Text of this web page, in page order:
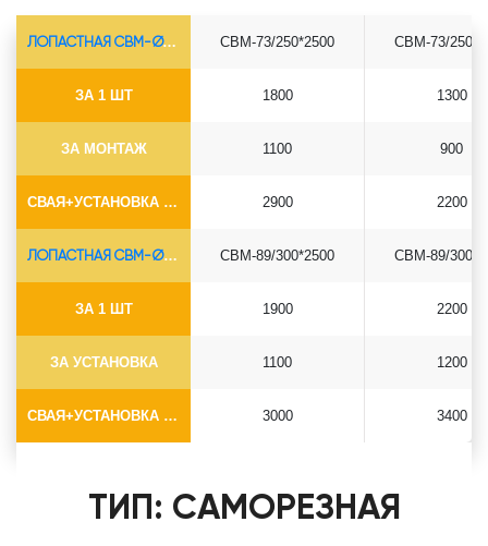
ЛОПАСТНАЯ СВМ-Ø73*5.5
ЗА 1 ШТ
ЗА МОНТАЖ
СВАЯ+УСТАНОВКА (БЕЗ ОГОЛОВКА)
СВМ-73/250*2500
1800
1100
2900
СВМ-73/
1300
900
2200
ЛОПАСТНАЯ СВМ-Ø89*6.5
ЗА 1 ШТ
ЗА УСТАНОВКА
СВАЯ+УСТАНОВКА (БЕЗ ОГОЛОВКА)
СВМ-89/300*2500
1900
1100
3000
СВМ-89/
2200
1200
3400
ТИП: САМОРЕЗНАЯ